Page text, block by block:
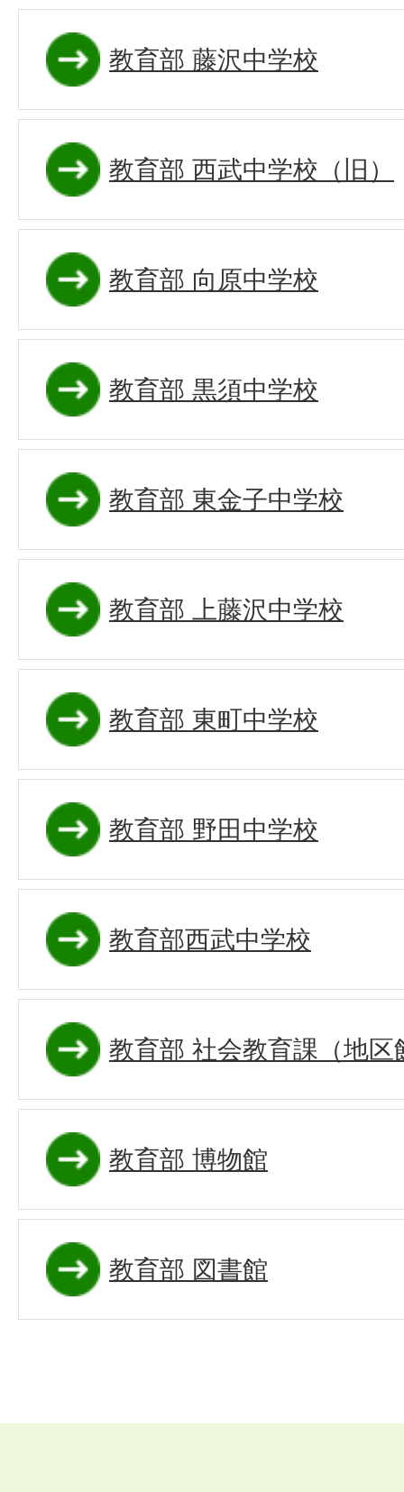
教育部 藤沢中学校
教育部 西武中学校（旧）
教育部 向原中学校
教育部 黒須中学校
教育部 東金子中学校
教育部 上藤沢中学校
教育部 東町中学校
教育部 野田中学校
教育部西武中学校
教育部 社会教育課（地区
教育部 博物館
教育部 図書館